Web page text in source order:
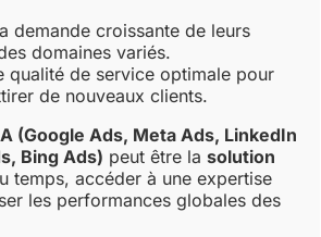
demande croissante de leurs
domaines variés.
qualité de service optimale pour
de nouveaux clients.
(Google Ads, Meta Ads, LinkedIn
Bing Ads) peut être lasolution
temps, accéder à une expertise
les performances globales des